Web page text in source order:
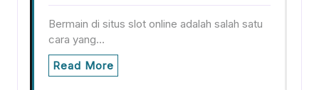
Bermain di situs slot online adalah salah satu
cara yang…
Read More